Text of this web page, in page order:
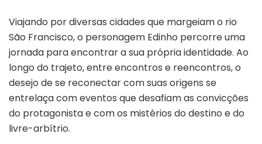
Viajando por diversas cidades que margeiam o rio
São Francisco, o personagem Edinho percorre uma
jornada para encontrar asua própria identidade. Ao
longo do trajeto, entre encontros e reencontros, o
desejo de se reconectar com suas origens se
entrelaça com eventos que desafiam as convicções
do protagonista e com os mistérios do destino e do
livre-arbítrio.